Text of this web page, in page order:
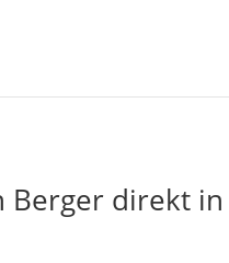
direkt